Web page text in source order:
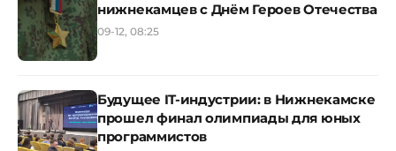
нижнекамцев с Днём Героев Отечества
09-12, 08:25
Будущее IT-индустрии: в Нижнекамске
прошел финал олимпиады для юных
программистов